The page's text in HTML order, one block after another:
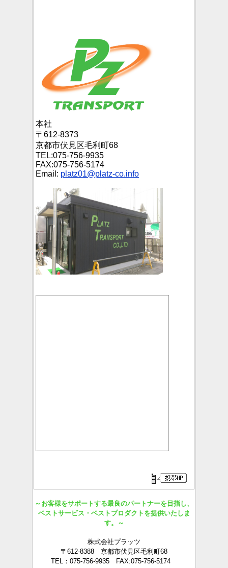
本社
〒612-8373
京都市伏見区毛利町68
TEL:075-756-9935
FAX:075-756-5174
Email: platz01@platz-co.info
～お客様をサポートする最良のパートナーを目指し、
ベストサービス・ベストプロダクトを提供いたしま
す。～
株式会社プラッツ
〒612-8388 京都市伏見区毛利町68
TEL：075-756-9935 FAX:075-756-5174